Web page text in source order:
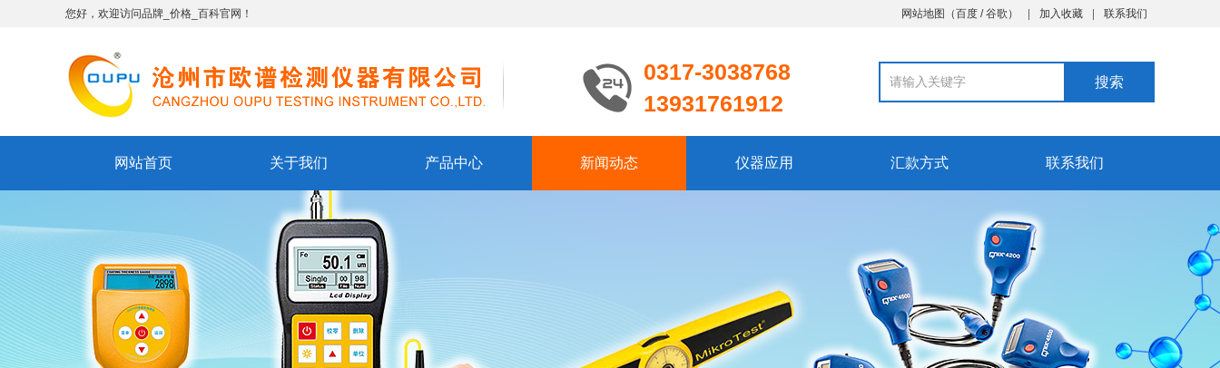
您好，欢迎访问品牌_价格_百科官网！ 网站地图 （百度 /谷歌 ） 加入收藏 联系我们
0317-3038768
13931761912
网站首页 关于我们 产品中心 新闻动态 仪器应用 汇款方式 联系我们